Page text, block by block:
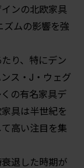
ンの北欧家具
ズムの影響を強
り、特にデン
ス・J・ウェグ
の有名家具デ
具は半世紀を
高い注目を集
退した時期が